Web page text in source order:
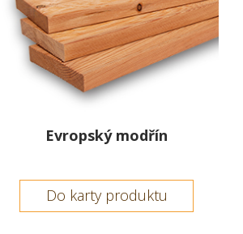
Evropský modřín
Do karty produktu